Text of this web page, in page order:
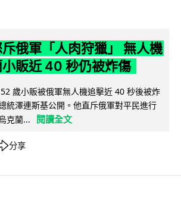
俄軍「人肉狩獵」 無人機
販近 40 秒仍被炸傷
歲小販被俄軍無人機追擊近 40 秒後被炸
統澤連斯基公開。他直斥俄軍對平民進行
克蘭...
閱讀全文
分享